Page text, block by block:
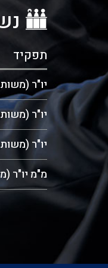
תפקיד
יו"ר
יו"ר
יו"ר
מ"מ יו"ר